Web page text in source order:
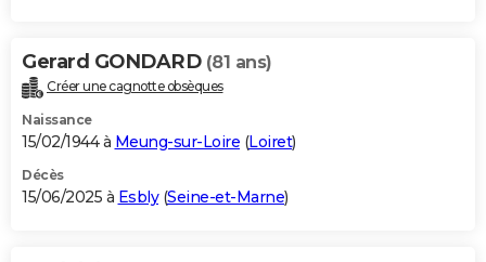
Gerard GONDARD (81 ans)
Créer une cagnotte obsèques
Naissance
15/02/1944 à Meung-sur-Loire (Loiret)
Décès
15/06/2025 à Esbly(Seine-et-Marne)